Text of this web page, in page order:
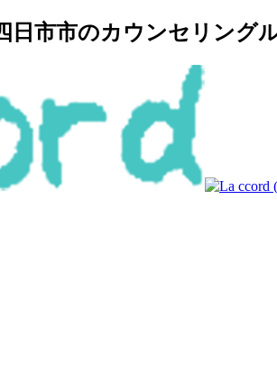
市市のカウンセリング